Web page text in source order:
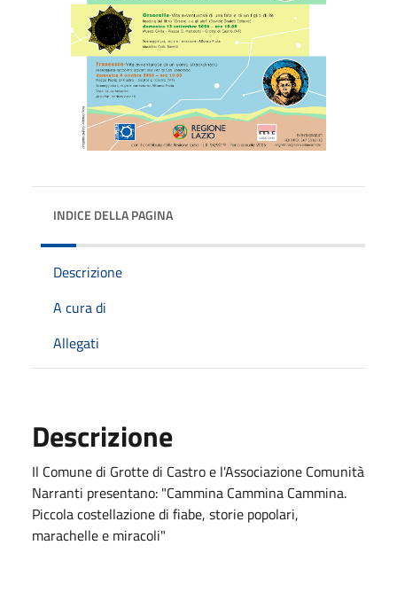
INDICE DELLA PAGINA
Descrizione
A cura di
Allegati
Descrizione
Il Comune di Grotte di Castro e l'Associazione Comunità
Narranti presentano: "Cammina Cammina Cammina.
Piccola costellazione di fiabe, storie popolari,
marachelle e miracoli"